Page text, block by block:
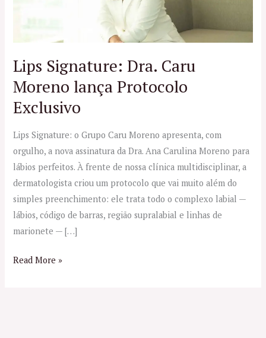
Lips Signature: Dra. Caru
Moreno lança Protocolo
Exclusivo
Lips Signature: o Grupo Caru Moreno apresenta, com
orgulho, a nova assinatura da Dra. Ana Carulina Moreno para
lábios perfeitos. À frente de nossa clínica multidisciplinar, a
dermatologista criou um protocolo que vai muito além do
simples preenchimento: ele trata todo o complexo labial —
lábios, código de barras, região supralabial e linhas de
marionete — […]
Exclusivo
Read More »